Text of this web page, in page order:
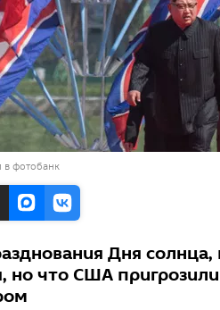
в фотобанк
Дня солнца,
но что США пригрозили